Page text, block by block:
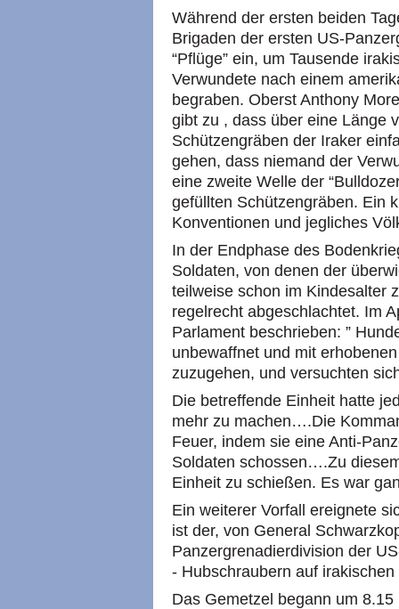
Während der ersten beiden
Brigaden der ersten US-
“Pflüge” ein, um Tausende
Verwundete nach einem
begraben. Oberst Anthony
gibt zu , dass über eine Länge
Schützengräben der Iraker
gehen, dass niemand der
eine zweite Welle der
gefüllten Schützengräben. Ein
Konventionen und jegliches
In der Endphase des
Soldaten, von denen der
teilweise schon im Kindesalter
regelrecht abgeschlachtet. Im
Parlament beschrieben: ”
unbewaffnet und mit
zuzugehen, und versuchten
Die betreffende Einheit hatte
mehr zu machen….Die
Feuer, indem sie eine Anti-
Soldaten schossen….Zu
Einheit zu schießen. Es war
Ein weiterer Vorfall ereignete
ist der, von General
Panzergrenadierdivision der
- Hubschraubern auf
Das Gemetzel begann um